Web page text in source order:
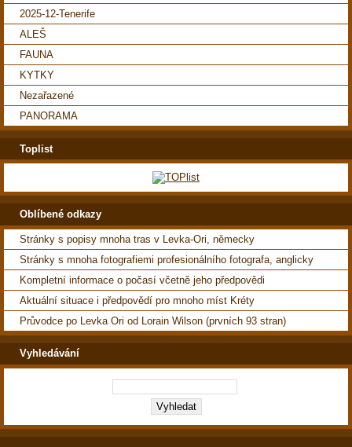
2025-12-Tenerife
ALEŠ
FAUNA
KYTKY
Nezařazené
PANORAMA
Toplist
Oblíbené odkazy
Stránky s popisy mnoha tras v Levka-Ori, německy
Stránky s mnoha fotografiemi profesionálního fotografa, anglicky
Kompletní informace o počasí včetně jeho předpovědi
Aktuální situace i předpovědí pro mnoho míst Kréty
Průvodce po Levka Ori od Lorain Wilson (prvních 93 stran)
Vyhledávání